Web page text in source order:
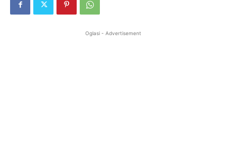
Oglasi - Advertisement